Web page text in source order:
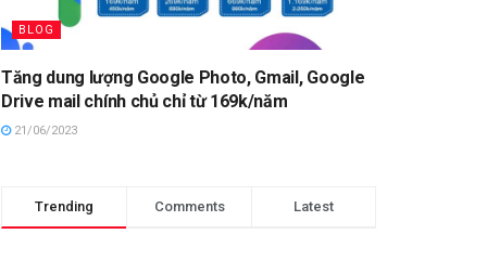
BLOG
Tăng dung lượng Google Photo, Gmail, Google
Drive mail chính chủ chỉ từ 169k/năm
21/06/2023
Trending Comments Latest